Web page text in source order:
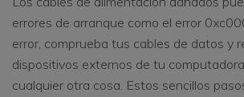
errores de arranque como el error
error, comprueba tus cables de datos y
dispositivos externos de tu
cualquier otra cosa. Estos sencillos